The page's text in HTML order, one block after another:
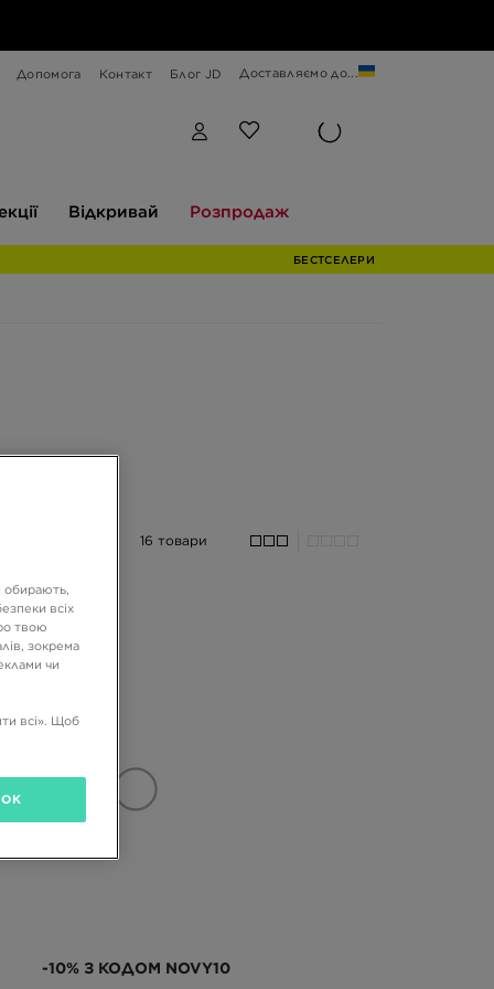
Допомога Контакт Блог JD Доставляємо до...
Відкривай Розпродаж
БЕСТСЕЛЕРИ
16 товари
-10% З КОДОМ NOVY10
обирають,
всіх
твою
зокрема
чи
всі». Щоб
OK